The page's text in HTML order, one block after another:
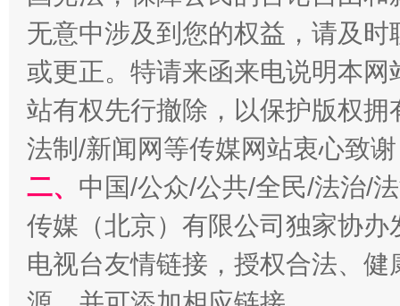
习近平的博鳌关键词
魏明亮
无意中涉及到您的权益，请及
或更正。特请来函来电说明本
站有权先行撤除，以保护版权
法制/新闻网等传媒网站衷心致
二、 中国/公众/公共/全民/法治/
传媒（北京）有限公司独家协
电视台友情链接，授权合法、